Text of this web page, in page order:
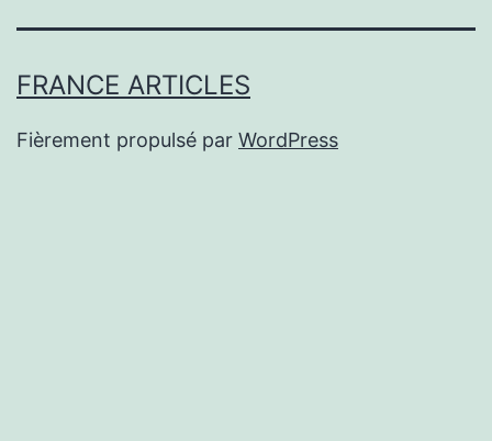
FRANCE ARTICLES
Fièrement propulsé par WordPress